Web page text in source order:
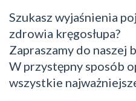
Szukasz wyjaśnienia
zdrowia kręgosłupa?
Zapraszamy do naszej
W przystępny sposób
wszystkie